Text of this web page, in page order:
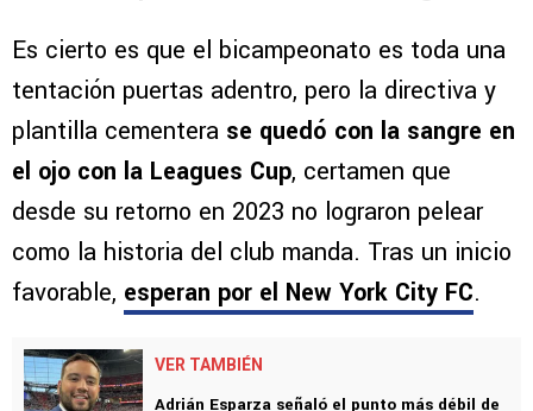
Es cierto es que el bicampeonato es toda una
tentación puertas adentro, pero la directiva y
plantilla cementera se quedó con la sangre en
el ojo con la Leagues Cup, certamen que
desde su retorno en 2023 no lograron pelear
como la historia del club manda. Tras un inicio
favorable, esperan por el New York City FC.
VER TAMBIÉN
Adrián Esparza señaló el punto más débil de